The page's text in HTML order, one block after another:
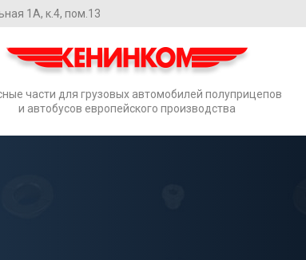
1А, к.4, пом.13
части для грузовых автомобилей полуприцепов
и автобусов европейского производства